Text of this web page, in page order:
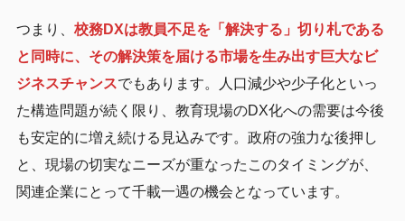
つまり、 校務DXは教員不足を「解決する」切り札である
と同時に、その解決策を届ける市場を生み出す巨大なビ
ジネスチャンスでもあります。人口減少や少子化といっ
た構造問題が続く限り、教育現場のDX化への需要は今後
も安定的に増え続ける見込みです。政府の強力な後押し
と、現場の切実なニーズが重なったこのタイミングが、
関連企業にとって千載一遇の機会となっています。